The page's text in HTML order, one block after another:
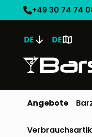
+49 30 74 74
DE DE
Angebote